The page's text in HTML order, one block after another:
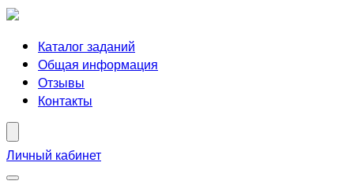
Каталог заданий
Общая информация
Отзывы
Контакты
Личный кабинет